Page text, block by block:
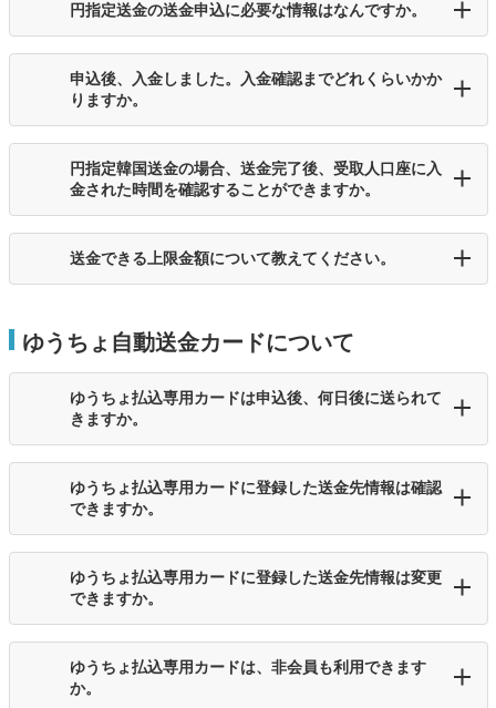
円指定送金の送金申込に必要な情報はなんですか。
申込後、入金しました。入金確認までどれくらいかか
りますか。
円指定韓国送金の場合、送金完了後、受取人口座に入
金された時間を確認することができますか。
送金できる上限金額について教えてください。
ゆうちょ自動送金カードについて
ゆうちょ払込専用カードは申込後、何日後に送られて
きますか。
ゆうちょ払込専用カードに登録した送金先情報は確認
できますか。
ゆうちょ払込専用カードに登録した送金先情報は変更
できますか。
ゆうちょ払込専用カードは、非会員も利用できます
か。